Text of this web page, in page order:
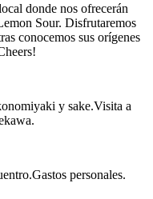
donde nos ofrecerán
Sour. Disfrutaremos
conocemos sus orígenes
y sake.Visita a
personales.